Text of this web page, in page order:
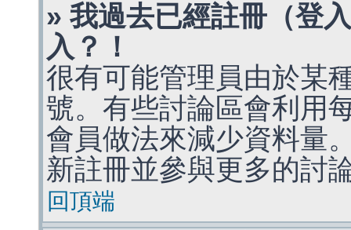
» 我過去已經註冊（登
入？！
很有可能管理員由於某
號。有些討論區會利用
會員做法來減少資料量
新註冊並參與更多的討
回頂端